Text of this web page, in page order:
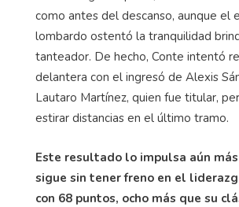
como antes del descanso, aunque el
lombardo ostentó la tranquilidad
tanteador. De hecho, Conte intentó
delantera con el ingresó de Alexis
Lautaro Martínez, quien fue titular,
estirar distancias en el último tramo.
Este resultado lo impulsa aún
sigue sin tener freno en el
con 68 puntos, ocho más que su